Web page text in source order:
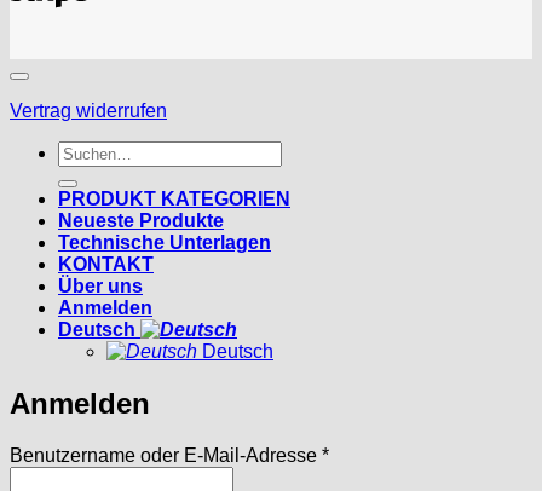
Vertrag widerrufen
Suchen
nach:
PRODUKT KATEGORIEN
Neueste Produkte
Technische Unterlagen
KONTAKT
Über uns
Anmelden
Deutsch
Deutsch
Anmelden
Benutzername oder E-Mail-Adresse *Erforderlich